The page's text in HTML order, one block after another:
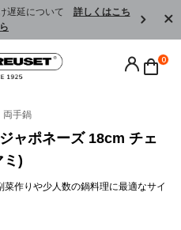
遅延について 詳しくはこち
ら
0
両手鍋
ャポネーズ 18cm チェ
ミ)
作りや少人数の鍋料理に最適なサイ